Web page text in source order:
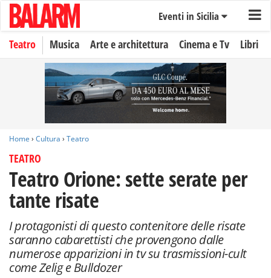
Eventi in Sicilia
Teatro Musica Arte e architettura Cinema e Tv Libri
Home › Cultura › Teatro
TEATRO
Teatro Orione: sette serate per
tante risate
I protagonisti di questo contenitore delle risate
saranno cabarettisti che provengono dalle
numerose apparizioni in tv su trasmissioni-cult
come Zelig e Bulldozer